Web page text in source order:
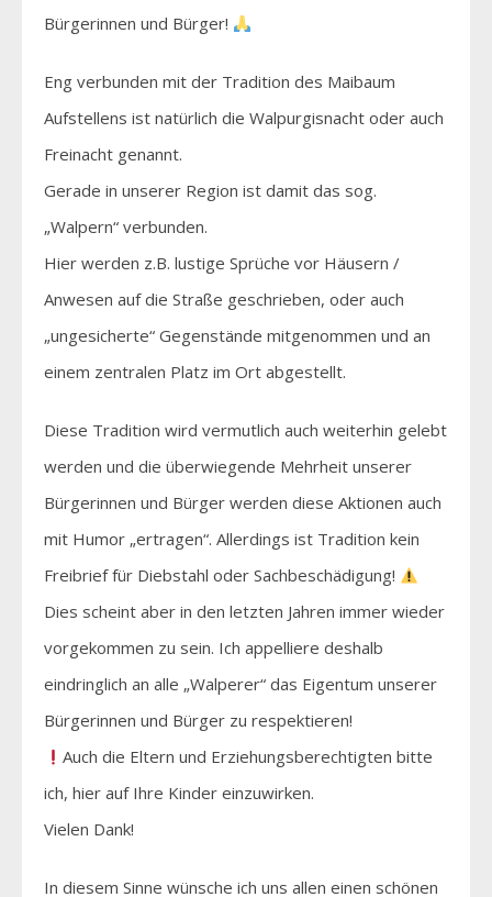
Bürgerinnen und Bürger!
Eng verbunden mit der Tradition des Maibaum
Aufstellens ist natürlich die Walpurgisnacht oder auch
Freinacht genannt.
Gerade in unserer Region ist damit das sog.
„Walpern“ verbunden.
Hier werden z.B. lustige Sprüche vor Häusern /
Anwesen auf die Straße geschrieben, oder auch
„ungesicherte“ Gegenstände mitgenommen und an
einem zentralen Platz im Ort abgestellt.
Diese Tradition wird vermutlich auch weiterhin gelebt
werden und die überwiegende Mehrheit unserer
Bürgerinnen und Bürger werden diese Aktionen auch
mit Humor „ertragen“. Allerdings ist Tradition kein
Freibrief für Diebstahl oder Sachbeschädigung!
Dies scheint aber in den letzten Jahren immer wieder
vorgekommen zu sein. Ich appelliere deshalb
eindringlich an alle „Walperer“ das Eigentum unserer
Bürgerinnen und Bürger zu respektieren!
Auch die Eltern und Erziehungsberechtigten bitte
ich, hier auf Ihre Kinder einzuwirken.
Vielen Dank!
In diesem Sinne wünsche ich uns allen einen schönen